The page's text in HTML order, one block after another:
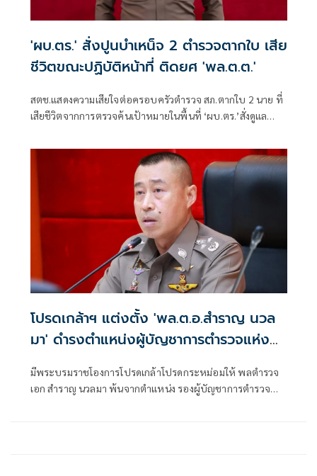
'ผบ.ตร.' สั่งปูนบำเหน็จ 2 ตำรวจตากใบ เสีย
ชีวิตขณะปฏิบัติหน้าที่ ติดยศ 'พล.ต.ต.'
สตช.แสดงความเสียใจต่อครอบครัวตำรวจ สภ.ตากใบ 2 นาย ที่
เสียชีวิตจากการตรวจค้นเป้าหมายในพื้นที่ ‘ผบ.ตร.’สั่งดูแล
จากเหตุดังกล่าว
โปรดเกล้าฯ แต่งตั้ง 'พล.ต.อ.สำราญ นวล
มา' ดำรงตำแหน่งผู้บัญชาการตำรวจแห่ง
มีพระบรมราชโองการโปรดเกล้าโปรดกระหม่อมให้ พลตำรวจ
เอก สำราญ นวลมา พ้นจากตำแหน่ง รองผู้บัญชาการตำรวจ